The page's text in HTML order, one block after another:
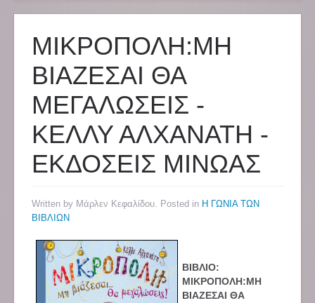
ΜΙΚΡΟΠΟΛΗ:ΜΗ
ΒΙΑΖΕΣΑΙ ΘΑ
ΜΕΓΑΛΩΣΕΙΣ -
ΚΕΛΛΥ ΑΛΧΑΝΑΤΗ -
ΕΚΔΟΣΕΙΣ ΜΙΝΩΑΣ
Written by Μάρλεν Κεφαλίδου. Posted in Η ΓΩΝΙΑ ΤΩΝ
ΒΙΒΛΙΩΝ
ΒΙΒΛΙΟ:
ΜΙΚΡΟΠΟΛΗ:ΜΗ
ΒΙΑΖΕΣΑΙ ΘΑ